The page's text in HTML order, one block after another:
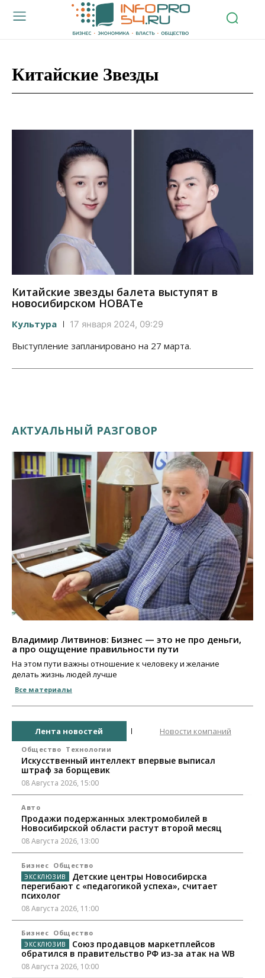
Китайские Звезды
Китайские звезды балета выступят в
новосибирском НОВАТе
Культура 17 января 2024, 09:29
Выступление запланировано на 27 марта.
АКТУАЛЬНЫЙ РАЗГОВОР
Владимир Литвинов: Бизнес — это не про деньги,
а про ощущение правильности пути
На этом пути важны отношение к человеку и желание
делать жизнь людей лучше
Все материалы
Лента новостей Новости компаний
Общество Технологии
Искусственный интеллект впервые выписал
штраф за борщевик
08 Августа 2026, 15:00
Авто
Продажи подержанных электромобилей в
Новосибирской области растут второй месяц
08 Августа 2026, 13:00
Бизнес Общество
Детские центры Новосибирска
перегибают с «педагогикой успеха», считает
психолог
08 Августа 2026, 11:00
Бизнес Общество
Союз продавцов маркетплейсов
обратился в правительство РФ из-за атак на WB
08 Августа 2026, 10:00